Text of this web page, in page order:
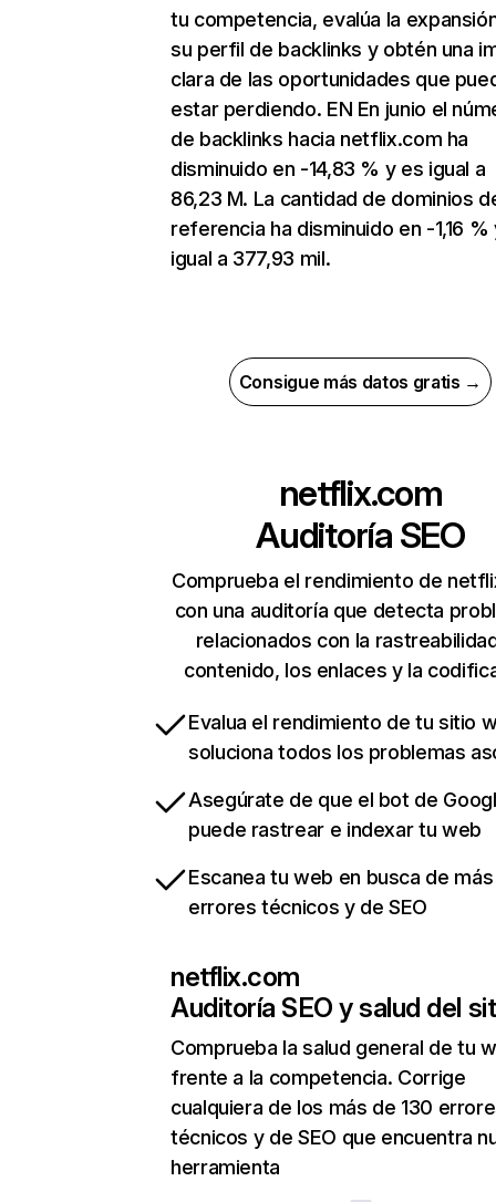
tu competencia, evalúa la
su perfil de backlinks y obtén una
clara de las oportunidades que
estar perdiendo. EN En junio el
de backlinks hacia netflix.com ha
disminuido en -14,83 % y es igual a
86,23 M. La cantidad de dominios
referencia ha disminuido en -1,16 %
igual a 377,93 mil.
Consigue más datos gratis →
netflix.com
Auditoría SEO
Comprueba el rendimiento de
con una auditoría que detecta
relacionados con la
contenido, los enlaces y la
Evalua el rendimiento de tu sitio
soluciona todos los problemas
Asegúrate de que el bot de
puede rastrear e indexar tu web
Escanea tu web en busca de
errores técnicos y de SEO
netflix.com
Auditoría SEO y salud del
Comprueba la salud general de tu
frente a la competencia. Corrige
cualquiera de los más de 130
técnicos y de SEO que encuentra
herramienta